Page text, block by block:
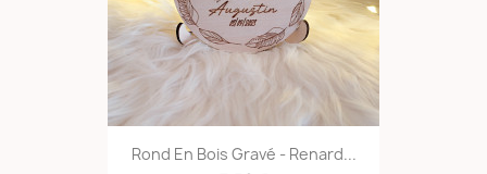
Rond En Bois Gravé - Renard...